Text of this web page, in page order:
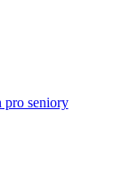
pro seniory